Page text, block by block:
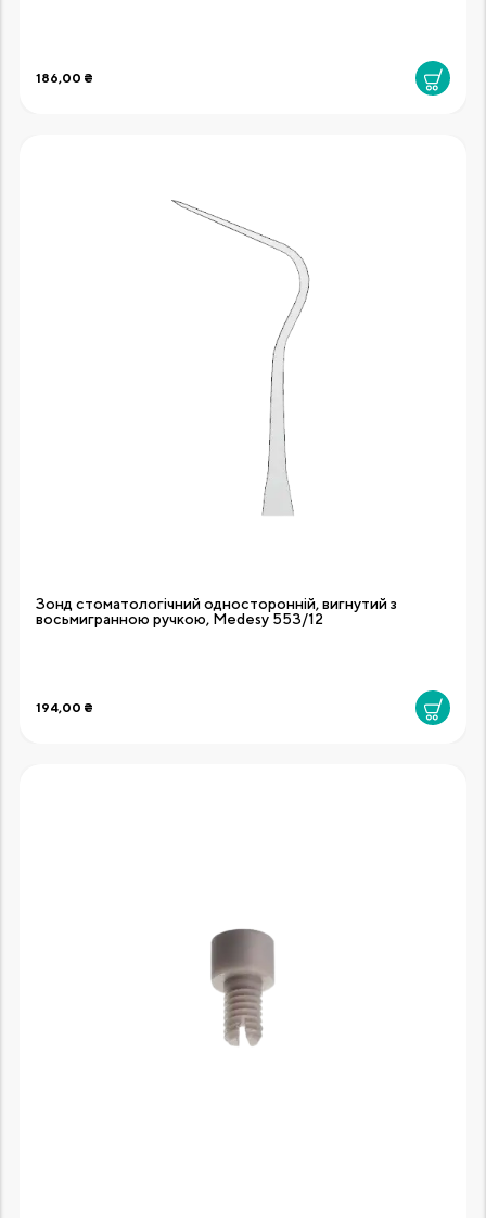
186,00 ₴
Зонд стоматологічний односторонній, вигнутий з
восьмигранною ручкою, Medesy 553/12
194,00 ₴